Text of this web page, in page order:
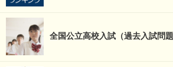
全国公立高校入試（過去入試問題